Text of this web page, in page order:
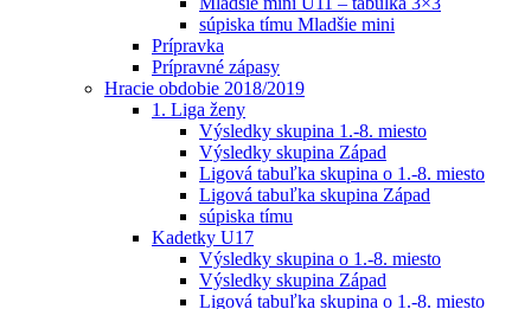
súpiska tímu Mladšie mini
Prípravka
Prípravné zápasy
Hracie obdobie 2018/2019
1. Liga ženy
Výsledky skupina 1.-8. miesto
Výsledky skupina Západ
Ligová tabuľka skupina o 1.-8. miesto
Ligová tabuľka skupina Západ
súpiska tímu
Kadetky U17
Výsledky skupina o 1.-8. miesto
Výsledky skupina Západ
Ligová tabuľka skupina o 1.-8. miesto